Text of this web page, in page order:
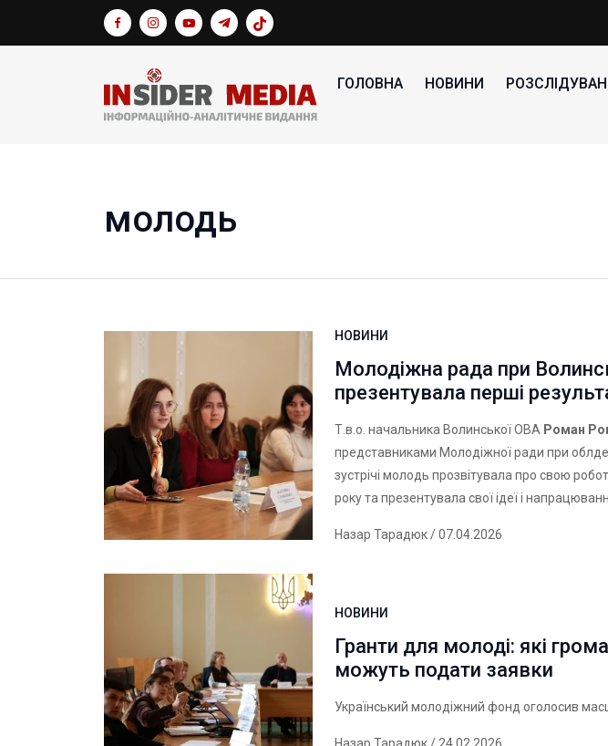
ГОЛОВНА НОВИНИ
молодь
НОВИНИ
Молодіжна рада при
презентувала перші
Т.в.о. начальника Волинської ОВА Роман
представниками Молодіжної ради при
зустрічі молодь прозвітувала про свою
року та презентувала свої ідеї і
Назар Тарадюк/ 07.04.2026
НОВИНИ
Гранти для молоді: які
можуть подати заявки
Український молодіжний фонд оголосив
Назар Тарадюк/ 24.02.2026